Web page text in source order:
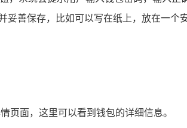
善保存，比如可以写在纸上，放在一个
页面，这里可以看到钱包的详细信息。